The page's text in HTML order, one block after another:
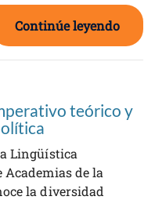
Continúe leyendo
teórico y
Lingüística
de la
la diversidad